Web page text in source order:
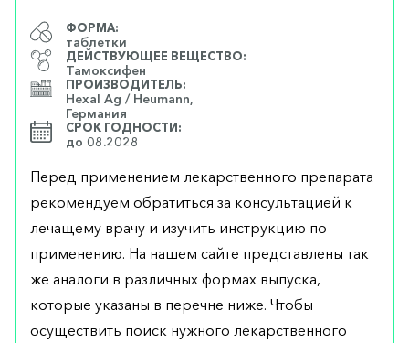
ФОРМА:
таблетки
ДЕЙСТВУЮЩЕЕ ВЕЩЕСТВО:
Тамоксифен
ПРОИЗВОДИТЕЛЬ:
Hexal Ag / Heumann,
Германия
СРОК ГОДНОСТИ:
до 08.2028
Перед применением лекарственного препарата
рекомендуем обратиться за консультацией к
лечащему врачу и изучить инструкцию по
применению. На нашем сайте представлены так
же аналоги в различных формах выпуска,
которые указаны в перечне ниже. Чтобы
осуществить поиск нужного лекарственного